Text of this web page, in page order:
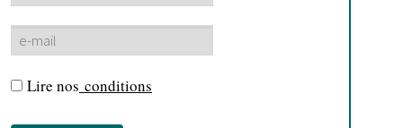
Lire nos conditions